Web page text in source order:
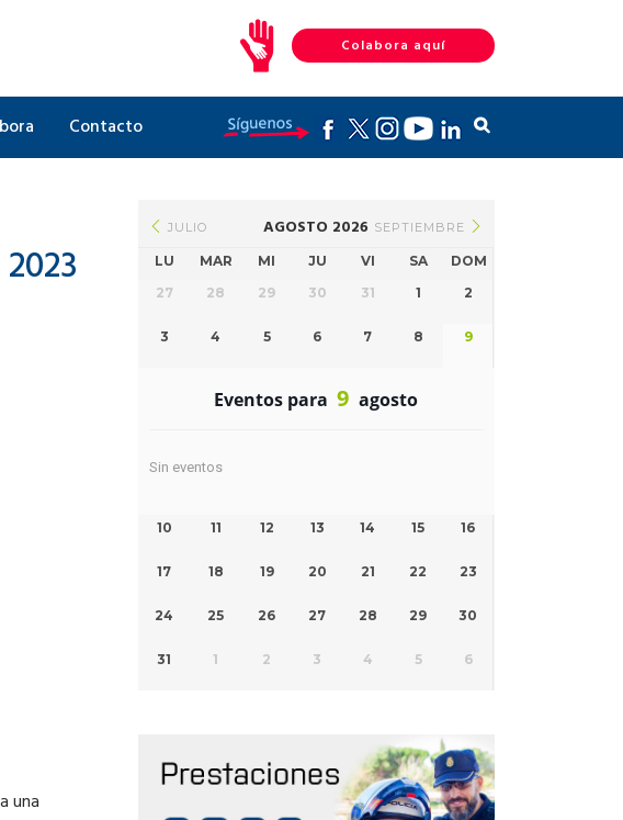
Colabora aquí
Contacto
una
JULIO AGOSTO 2026 SEPTIEMBRE
LU MAR MI JU VI SA
DOM
27
28 29 30 31 1 2
3 4 5 6 7 8 9
Eventos para 9 agosto
Sin eventos
10 11 12 13 14 15 16
17 18 19 20 21 22 23
24 25 26 27 28 29 30
31 1 2 3 4 5 6